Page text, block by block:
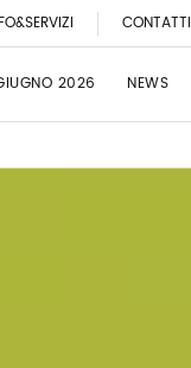
CONTATTI
2026 NEWS